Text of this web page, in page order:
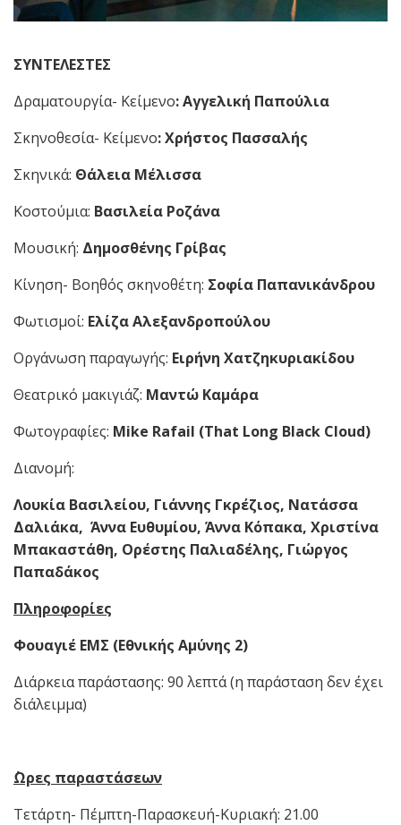
ΣΥΝΤΕΛΕΣΤΕΣ
Δραματουργία- Κείμενο: Αγγελική Παπούλια
Σκηνοθεσία- Κείμενο: Χρήστος Πασσαλής
Σκηνικά: Θάλεια Μέλισσα
Κοστούμια: Βασιλεία Ροζάνα
Μουσική: Δημοσθένης Γρίβας
Κίνηση- Βοηθός σκηνοθέτη: Σοφία Παπανικάνδρου
Φωτισμοί: Ελίζα Αλεξανδροπούλου
Οργάνωση παραγωγής: Ειρήνη Χατζηκυριακίδου
Θεατρικό μακιγιάζ: Μαντώ Καμάρα
Φωτογραφίες: Mike Rafail (That Long Black Cloud)
Διανομή:
Λουκία Βασιλείου, Γιάννης Γκρέζιος, Νατάσσα
Δαλιάκα, Άννα Ευθυμίου, Άννα Κόπακα, Χριστίνα
Μπακαστάθη, Ορέστης Παλιαδέλης, Γιώργος
Παπαδάκος
Πληροφορίες
Φουαγιέ ΕΜΣ (Εθνικής Αμύνης 2)
Διάρκεια παράστασης: 90 λεπτά (η παράσταση δεν έχει
διάλειμμα)
΄Ωρες παραστάσεων
Τετάρτη- Πέμπτη-Παρασκευή-Kυριακή: 21.00